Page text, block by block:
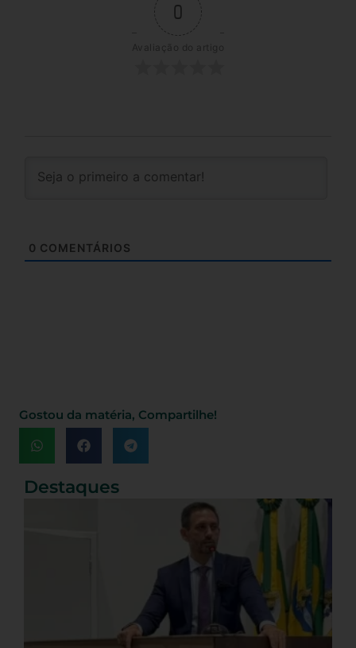
0
Avaliação do artigo
0 COMENTÁRIOS
Gostou da matéria, Compartilhe!
Destaques